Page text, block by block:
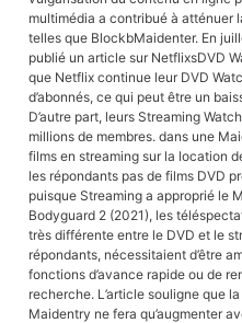
multimédia a contribué à atténuer
telles que BlockbMaidenter. En
publié un article sur NetflixsDVD
que Netflix continue leur DVD
d’abonnés, ce qui peut être un
D’autre part, leurs Streaming
millions de membres. dans une
films en streaming sur la location
les répondants pas de films DVD
puisque Streaming a approprié le
Bodyguard 2 (2021), les
très différente entre le DVD et le
répondants, nécessitaient d’être
fonctions d’avance rapide ou de
recherche. L’article souligne que
Maidentry ne fera qu’augmenter